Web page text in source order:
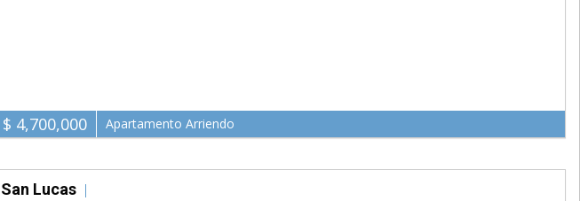
$ 4,700,000 Apartamento Arriendo
San Lucas